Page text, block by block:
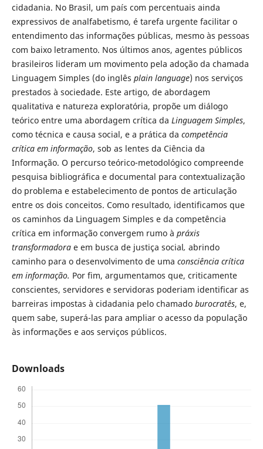
cidadania. No Brasil, um país com percentuais ainda
expressivos de analfabetismo, é tarefa urgente facilitar o
entendimento das informações públicas, mesmo às pessoas
com baixo letramento. Nos últimos anos, agentes públicos
brasileiros lideram um movimento pela adoção da chamada
Linguagem Simples (do inglês plain language) nos serviços
prestados à sociedade. Este artigo, de abordagem
qualitativa e natureza exploratória, propõe um diálogo
teórico entre uma abordagem crítica da Linguagem Simples,
como técnica e causa social, e a prática da competência
crítica em informação, sob as lentes da Ciência da
Informação. O percurso teórico-metodológico compreende
pesquisa bibliográfica e documental para contextualização
do problema e estabelecimento de pontos de articulação
entre os dois conceitos. Como resultado, identificamos que
os caminhos da Linguagem Simples e da competência
crítica em informação convergem rumo à práxis
transformadora e em busca de justiça social, abrindo
caminho para o desenvolvimento de uma consciência crítica
em informação. Por fim, argumentamos que, criticamente
conscientes, servidores e servidoras poderiam identificar as
barreiras impostas à cidadania pelo chamado burocratês, e,
quem sabe, superá-las para ampliar o acesso da população
às informações e aos serviços públicos.
Downloads